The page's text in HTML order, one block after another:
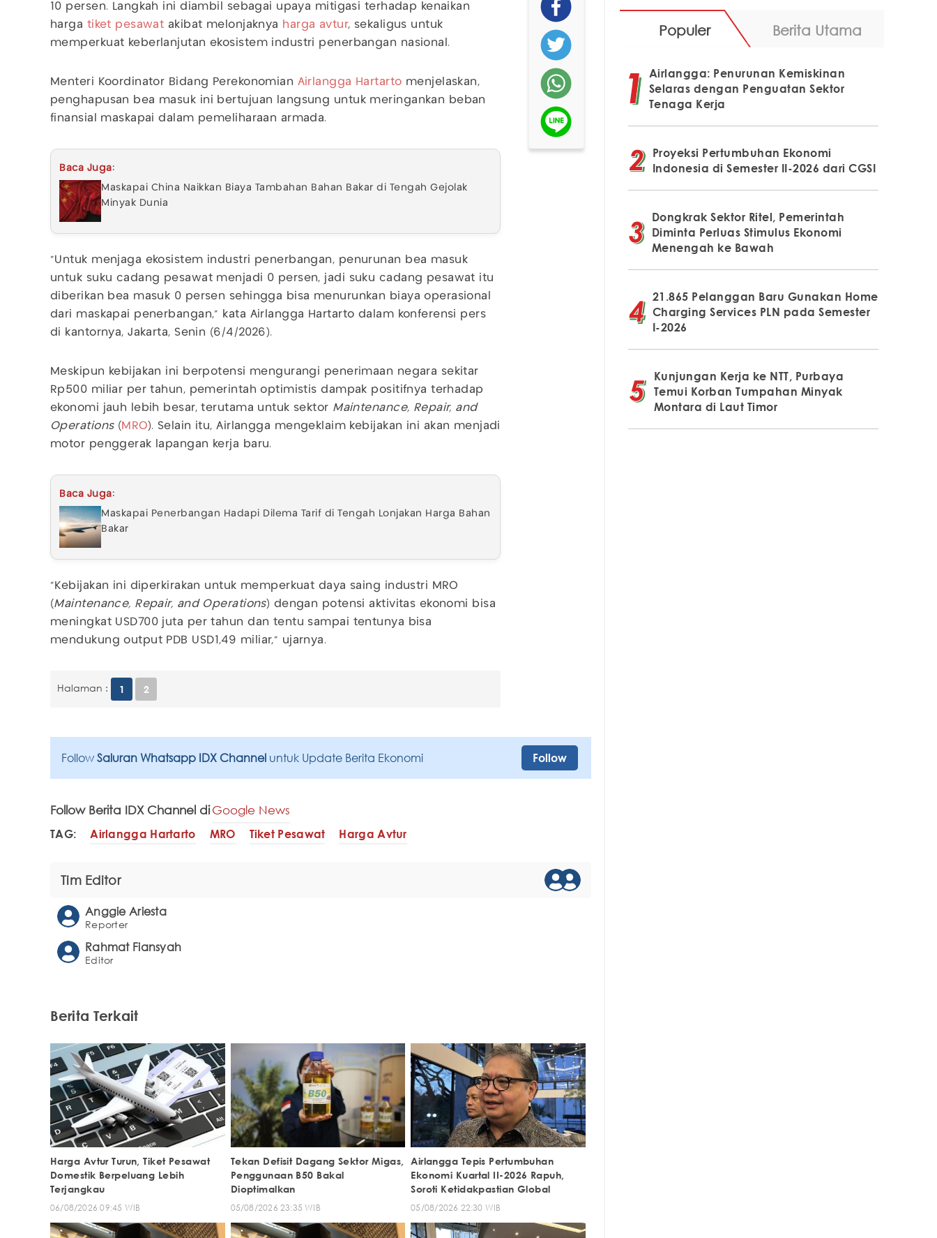
10 persen. Langkah ini diambil sebagai upaya mitigasi terhadap kenaikan
harga tiket pesawat akibat melonjaknya harga avtur, sekaligus untuk
memperkuat keberlanjutan ekosistem industri penerbangan nasional.
Menteri Koordinator Bidang Perekonomian Airlangga Hartarto menjelaskan,
penghapusan bea masuk ini bertujuan langsung untuk meringankan beban
finansial maskapai dalam pemeliharaan armada.
Baca Juga:
Maskapai China Naikkan Biaya Tambahan Bahan Bakar di Tengah Gejolak
Minyak Dunia
“Untuk menjaga ekosistem industri penerbangan, penurunan bea masuk
untuk suku cadang pesawat menjadi 0 persen, jadi suku cadang pesawat itu
diberikan bea masuk 0 persen sehingga bisa menurunkan biaya operasional
dari maskapai penerbangan,” kata Airlangga Hartarto dalam konferensi pers
di kantornya, Jakarta, Senin (6/4/2026).
Meskipun kebijakan ini berpotensi mengurangi penerimaan negara sekitar
Rp500 miliar per tahun, pemerintah optimistis dampak positifnya terhadap
ekonomi jauh lebih besar, terutama untuk sektor Maintenance, Repair, and
Operations( MRO). Selain itu, Airlangga mengeklaim kebijakan ini akan menjadi
motor penggerak lapangan kerja baru.
Baca Juga:
Maskapai Penerbangan Hadapi Dilema Tarif di Tengah Lonjakan Harga Bahan
Bakar
“Kebijakan ini diperkirakan untuk memperkuat daya saing industri MRO
(Maintenance, Repair, and Operations) dengan potensi aktivitas ekonomi bisa
meningkat USD700 juta per tahun dan tentu sampai tentunya bisa
mendukung output PDB USD1,49 miliar,” ujarnya.
Halaman : 1 2
Follow Saluran Whatsapp IDX Channel untuk Update Berita Ekonomi Follow
Follow Berita IDX Channel diGoogle News
TAG: Airlangga Hartarto MRO Tiket Pesawat Harga Avtur
Tim Editor
Anggie Ariesta
Reporter
Rahmat Fiansyah
Editor
Berita Terkait
Harga Avtur Turun, Tiket Pesawat
Domestik Berpeluang Lebih
Terjangkau
06/08/2026 09:45 WIB
Tekan Defisit Dagang Sektor Migas,
Penggunaan B50 Bakal
Dioptimalkan
05/08/2026 23:35 WIB
Airlangga Tepis Pertumbuhan
Ekonomi Kuartal II-2026 Rapuh,
Soroti Ketidakpastian Global
05/08/2026 22:30 WIB
Populer Berita Utama
Airlangga: Penurunan Kemiskinan
Selaras dengan Penguatan Sektor
Tenaga Kerja
Proyeksi Pertumbuhan Ekonomi
Indonesia di Semester II-2026 dari CGSI
Dongkrak Sektor Ritel, Pemerintah
Diminta Perluas Stimulus Ekonomi
Menengah ke Bawah
21.865 Pelanggan Baru Gunakan Home
Charging Services PLN pada Semester
I-2026
Kunjungan Kerja ke NTT, Purbaya
Temui Korban Tumpahan Minyak
Montara di Laut Timor